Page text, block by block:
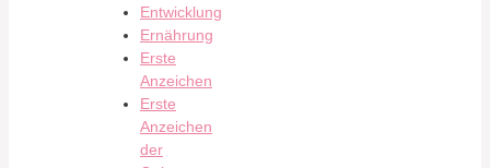
Entwicklung
Ernährung
Erste
Anzeichen
Erste
Anzeichen
der